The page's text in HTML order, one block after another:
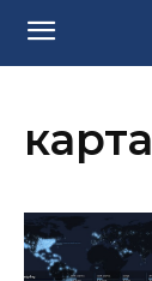
карта